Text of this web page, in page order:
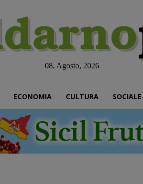
08, Agosto, 2026
ECONOMIA CULTURA SOCIALE